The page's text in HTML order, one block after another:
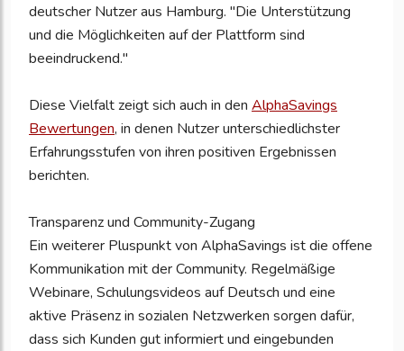
deutscher Nutzer aus Hamburg. "Die Unterstützung
und die Möglichkeiten auf der Plattform sind
beeindruckend."
Diese Vielfalt zeigt sich auch in den AlphaSavings
Bewertungen, in denen Nutzer unterschiedlichster
Erfahrungsstufen von ihren positiven Ergebnissen
berichten.
Transparenz und Community-Zugang
Ein weiterer Pluspunkt von AlphaSavings ist die offene
Kommunikation mit der Community. Regelmäßige
Webinare, Schulungsvideos auf Deutsch und eine
aktive Präsenz in sozialen Netzwerken sorgen dafür,
dass sich Kunden gut informiert und eingebunden